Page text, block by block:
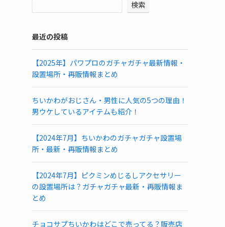
検索
最近の投稿
【2025年】パワプロのガチャガチャ最新情報・
設置場所・再販情報まとめ
ちいかわがおじさん・男性に人気の5つの理由！
男ウケしているアイテムも紹介！
【2024年7月】ちいかわのガチャガチャ設置場
所・最新・再販情報まとめ
【2024年7月】ピクミンめじるしアクセサリー
の設置場所は？ガチャガチャ最新・再販情報ま
とめ
チョコサプちいかわはどこで売ってる？販売店